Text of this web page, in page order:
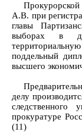
А.В. при
главы
выборах в
поддельный
высшего
делу
следственного
прокуратуре
(11)